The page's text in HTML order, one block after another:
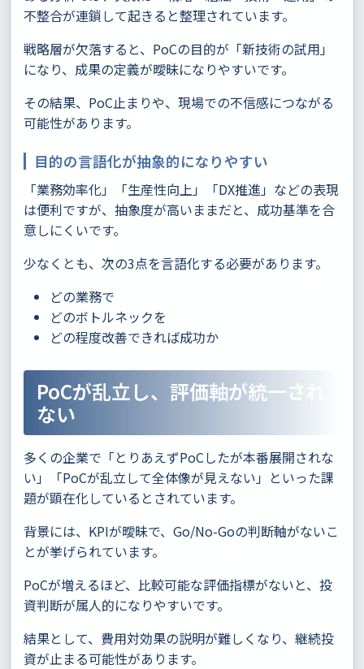
不整合が連鎖して起きると整理されています。
戦略層が欠落すると、PoCの目的が「新技術の試用」
になり、成果の定義が曖昧になりやすいです。
その結果、PoC止まりや、現場での不信感につながる
可能性があります。
目的の言語化が抽象的になりやすい
「業務効率化」「生産性向上」「DX推進」などの表現
は便利ですが、抽象度が高いままだと、成功基準を合
意しにくいです。
少なくとも、次の3点を言語化する必要があります。
どの業務で
どのボトルネックを
どの程度改善できれば成功か
PoCが乱立し、評価軸が統一され
ない
多くの企業で「とりあえずPoCしたが本番展開されな
い」「PoCが乱立して全体像が見えない」といった課
題が顕在化しているとされています。
背景には、KPIが曖昧で、Go/No-Goの判断軸がないこ
とが挙げられています。
PoCが増えるほど、比較可能な評価指標がないと、投
資判断が属人的になりやすいです。
結果として、費用対効果の説明が難しくなり、継続投
資が止まる可能性があります。